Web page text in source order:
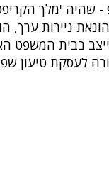
- שהיה 'מלך
הונאת ניירות ערך,
בבית המשפט
לעסקת טיעון